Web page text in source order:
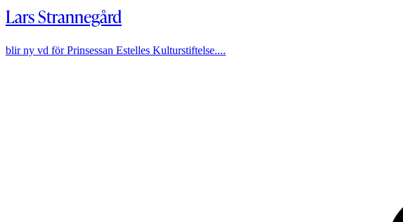
Lars Strannegård
blir ny vd för Prinsessan Estelles Kulturstiftelse....